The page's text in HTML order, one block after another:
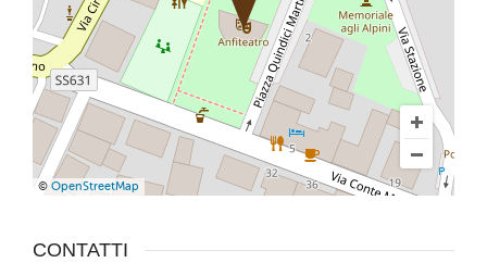
© OpenStreetMap
CONTATTI